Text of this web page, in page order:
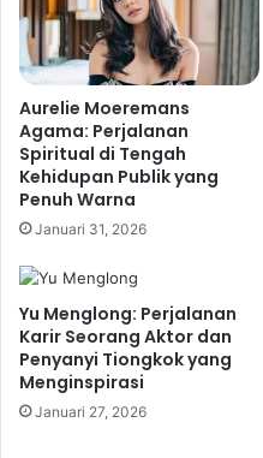
Aurelie Moeremans
Agama: Perjalanan
Spiritual di Tengah
Kehidupan Publik yang
Penuh Warna
Januari 31, 2026
Yu Menglong: Perjalanan
Karir Seorang Aktor dan
Penyanyi Tiongkok yang
Menginspirasi
Januari 27, 2026